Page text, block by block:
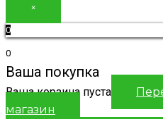
×
0
0
Ваша покупка
Ваша корзина пуста
магазин